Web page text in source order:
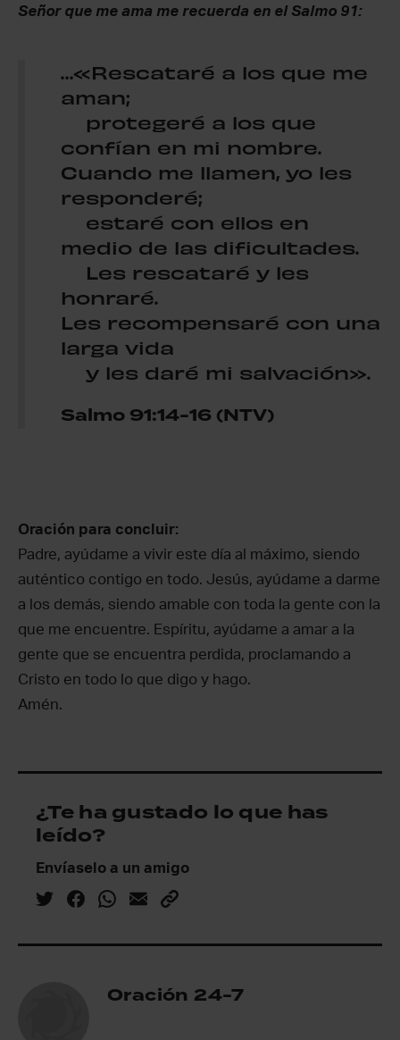
Señor que me ama me recuerda en el Salmo 91:
…«Rescataré a los que me
aman;
protegeré a los que
confían en mi nombre.
Cuando me llamen, yo les
responderé;
estaré con ellos en
medio de las dificultades.
Les rescataré y les
honraré.
Les recompensaré con una
larga vida
y les daré mi salvación».
Salmo 91:14-16 (NTV)
Oración para concluir:
Padre, ayúdame a vivir este día al máximo, siendo
auténtico contigo en todo. Jesús, ayúdame a darme
a los demás, siendo amable con toda la gente con la
que me encuentre. Espíritu, ayúdame a amar a la
gente que se encuentra perdida, proclamando a
Cristo en todo lo que digo y hago.
Amén.
¿Te ha gustado lo que has
leído?
Envíaselo a un amigo
Oración 24-7